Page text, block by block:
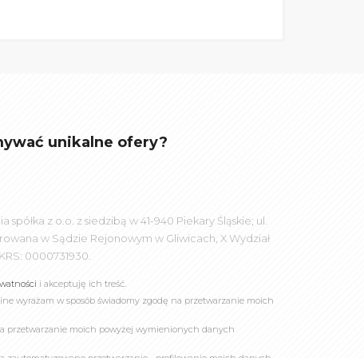
unikalne ofery?
z o.o. z siedzibą w 41-940 Piekary Śląskie; ul.
w Sądzie Rejonowym w Gliwicach, X Wydział
0000731930.
i akceptuję ich treść.
wyrażam w sposób świadomy zgodę na przetwarzanie moich
przetwarzanie moich powyżej wymienionych danych